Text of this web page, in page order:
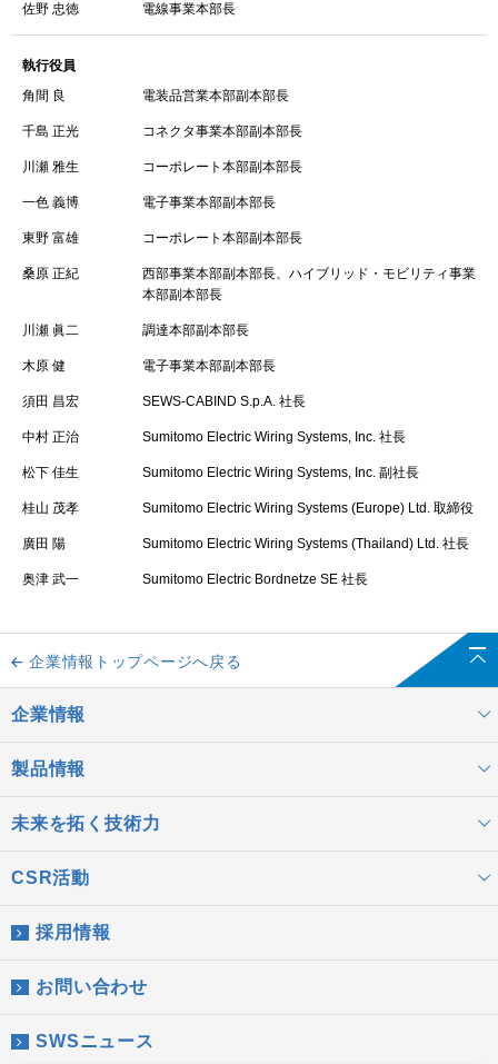
佐野 忠徳 電線事業本部長
執行役員
角間 良
電装品営業本部副本部長
千島 正光 コネクタ事業本部副本部長
川瀬 雅生 コーポレート本部副本部長
一色 義博 電子事業本部副本部長
東野 富雄 コーポレート本部副本部長
桑原 正紀
西部事業本部副本部長、ハイブリッド・モビリティ事業
本部副本部長
川瀬 眞二 調達本部副本部長
木原 健 電子事業本部副本部長
須田 昌宏 SEWS-CABIND S.p.A. 社長
中村 正治 Sumitomo Electric Wiring Systems, Inc. 社長
松下 佳生 Sumitomo Electric Wiring Systems, Inc. 副社長
桂山 茂孝 Sumitomo Electric Wiring Systems (Europe) Ltd. 取締役
廣田 陽 Sumitomo Electric Wiring Systems (Thailand) Ltd. 社長
奥津 武一 Sumitomo Electric Bordnetze SE 社長
企業情報トップページへ戻る
企業情報
製品情報
未来を拓く技術力
CSR活動
採用情報
お問い合わせ
SWSニュース